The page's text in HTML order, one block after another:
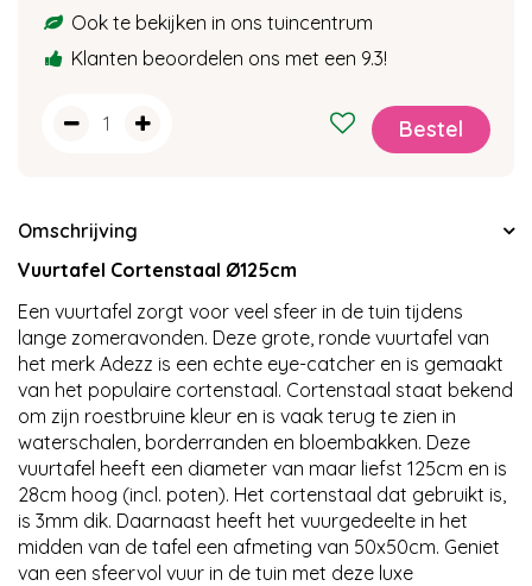
Ook te bekijken in ons tuincentrum
Klanten beoordelen ons met een 9.3!
Omschrijving
Vuurtafel Cortenstaal Ø125cm
Een vuurtafel zorgt voor veel sfeer in de tuin tijdens
lange zomeravonden. Deze grote, ronde vuurtafel van
het merk Adezz is een echte eye-catcher en is gemaakt
van het populaire cortenstaal. Cortenstaal staat bekend
om zijn roestbruine kleur en is vaak terug te zien in
waterschalen, borderranden en bloembakken. Deze
vuurtafel heeft een diameter van maar liefst 125cm en is
28cm hoog (incl. poten). Het cortenstaal dat gebruikt is,
is 3mm dik. Daarnaast heeft het vuurgedeelte in het
midden van de tafel een afmeting van 50x50cm. Geniet
van een sfeervol vuur in de tuin met deze luxe